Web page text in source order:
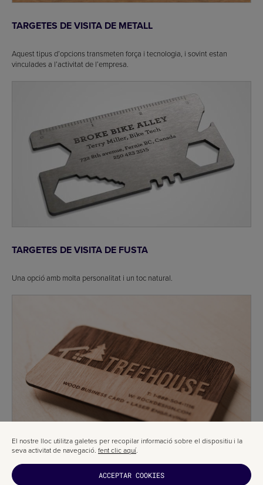
TARGETES DE VISITA DE METALL
Aquest tipus d’opcions transmeten força i tecnologia, i sovint estan
vinculades a l’activitat de l’empresa.
TARGETES DE VISITA DE FUSTA
Una opció amb molta personalitat i un toc natural.
TARGETES DE VISITA DE PEDRA
El nostre lloc utilitza galetes per recopilar informació sobre el dispositiu i la
seva activitat de navegació. fent clic aquí.
ACCEPTAR COOKIES